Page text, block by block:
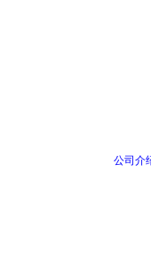
公司介